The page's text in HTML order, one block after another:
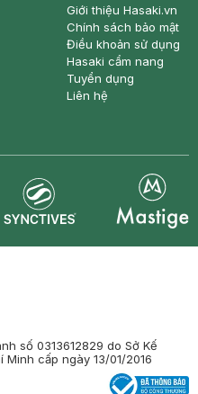
Giới thiệu Hasaki.vn
Chính sách bảo mật
Điều khoản sử dụng
Hasaki cẩm nang
Tuyển dụng
Liên hệ
số 0313612829 do Sở Kế
cấp ngày 13/01/2016